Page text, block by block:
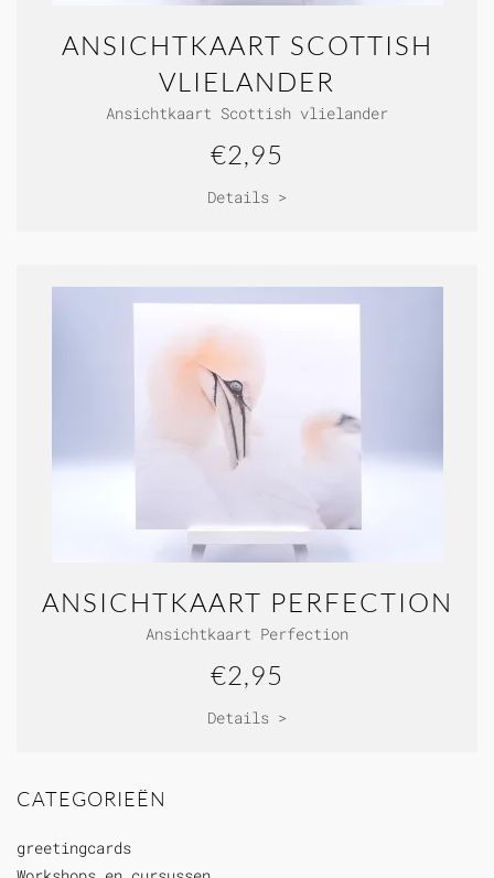
ANSICHTKAART SCOTTISH
VLIELANDER
Ansichtkaart Scottish vlielander
€2,95
Details >
ANSICHTKAART PERFECTION
Ansichtkaart Perfection
€2,95
Details >
CATEGORIEËN
greetingcards